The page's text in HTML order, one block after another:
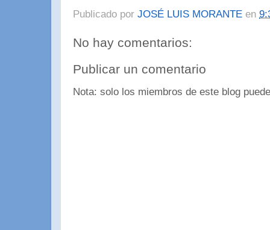
Publicado por JOSÉ LUIS MORANTE en
No hay comentarios:
Publicar un comentario
Nota: solo los miembros de este blog